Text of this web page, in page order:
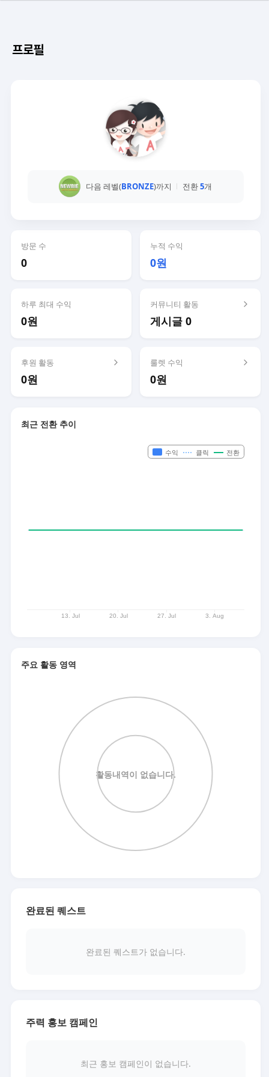
프로필
다음 레벨(BRONZE)까지 전환5개
방문 수
0
누적 수익
0원
하루 최대 수익
0원
커뮤니티 활동
게시글 0
후원 활동
0원
룰렛 수익
0원
최근 전환 추이
주요 활동 영역
완료된 퀘스트
완료된 퀘스트가 없습니다.
주력 홍보 캠페인
최근 홍보 캠페인이 없습니다.